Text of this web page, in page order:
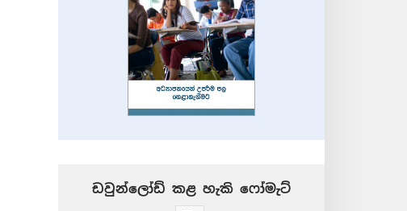
ඩවුන්ලෝඩ් කළ හැකි ‍‍ෆෝමැට්